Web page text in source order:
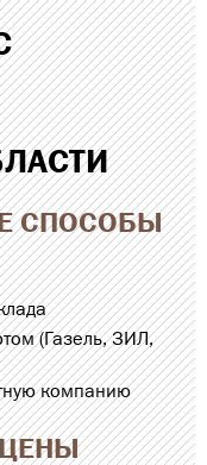
СПОСОБЫ
(Газель, ЗИЛ,
компанию